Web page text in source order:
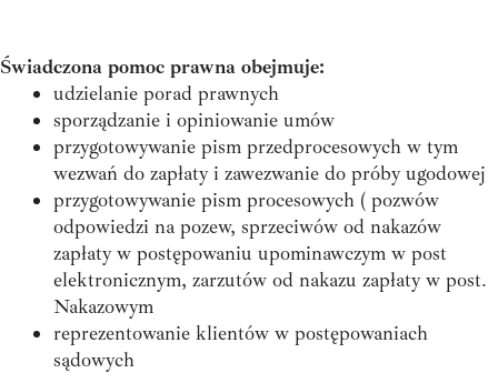
Świadczona pomoc prawna obejmuje:
udzielanie porad prawnych
sporządzanie i opiniowanie umów
przygotowywanie pism przedprocesowych w tym
wezwań do zapłaty i zawezwanie do próby ugodowej
przygotowywanie pism procesowych ( pozwów
odpowiedzi na pozew, sprzeciwów od nakazów
zapłaty w postępowaniu upominawczym w post
elektronicznym, zarzutów od nakazu zapłaty w post.
Nakazowym
reprezentowanie klientów w postępowaniach
sądowych